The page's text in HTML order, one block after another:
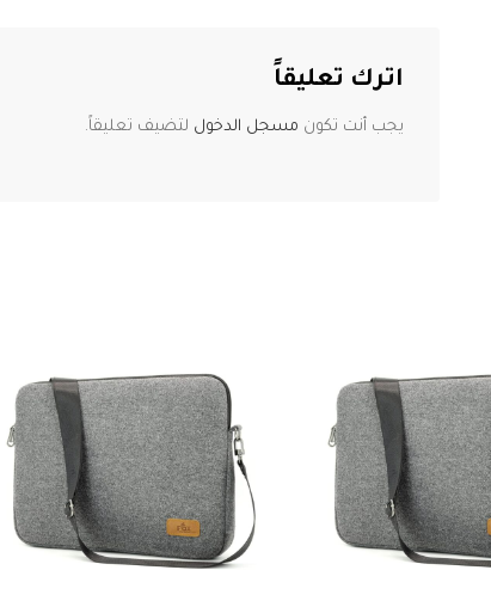
اترك تعليقاً
يجب أنت تكون مسجل الدخول لتضيف تعليقاً.